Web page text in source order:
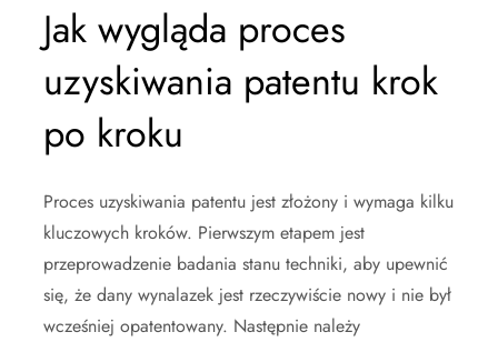
Jak wygląda proces
uzyskiwania patentu krok
po kroku
Proces uzyskiwania patentu jest złożony i wymaga kilku
kluczowych kroków. Pierwszym etapem jest
przeprowadzenie badania stanu techniki, aby upewnić
się, że dany wynalazek jest rzeczywiście nowy i nie był
wcześniej opatentowany. Następnie należy